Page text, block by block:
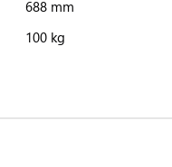
688 mm
100 kg